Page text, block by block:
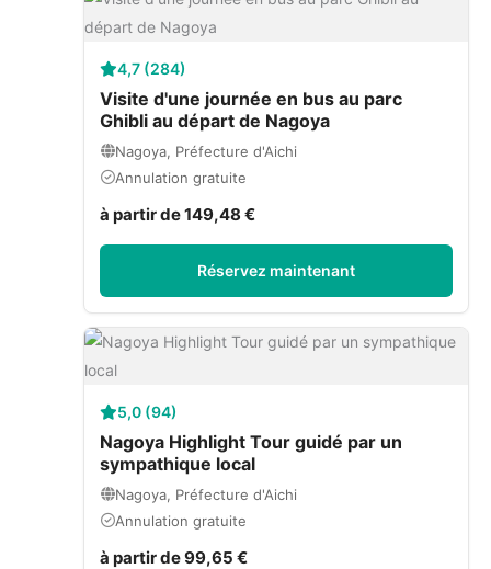
4,7 (284)
Visite d'une journée en bus au parc
Ghibli au départ de Nagoya
Nagoya, Préfecture d'Aichi
Annulation gratuite
à partir de 149,48 €
Réservez maintenant
5,0 (94)
Nagoya Highlight Tour guidé par un
sympathique local
Nagoya, Préfecture d'Aichi
Annulation gratuite
à partir de 99,65 €